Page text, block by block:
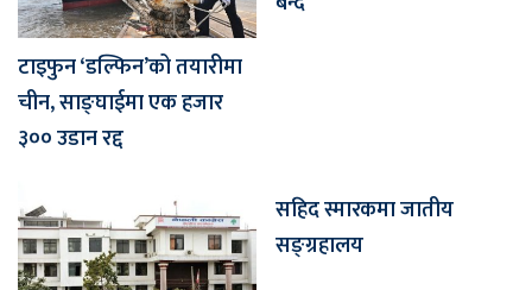
टाइफुन ‘डल्फिन’को तयारीमा
चीन, साङ्घाईमा एक हजार
३०० उडान रद्द
सहिद स्मारकमा जातीय
सङ्ग्रहालय